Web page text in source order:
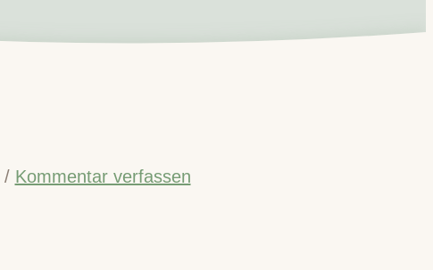
/ Kommentar verfassen